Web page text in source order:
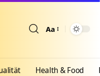
Aa
Health & Food